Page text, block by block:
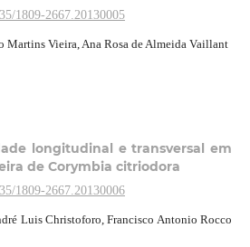
1809-2667.20130005
Martins Vieira, Ana Rosa de Almeida Vaillant
longitudinal e transversal em
de Corymbia citriodora
1809-2667.20130006
Luis Christoforo, Francisco Antonio Rocco